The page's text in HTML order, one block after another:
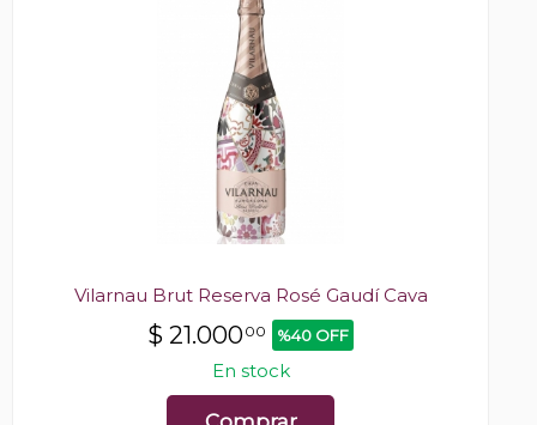
Vilarnau Brut Reserva Rosé Gaudí Cava
$ 21.00000 %40 OFF
En stock